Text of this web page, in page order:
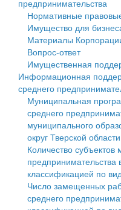
Государственные
Промышленность и АПК
Экономика и бизнес
...
Символика
Устав
Гостям округа
Туризм
Культура
Образование
Здравоохранение
Социальная защита
муниципального округа
Администрация
Тверской области
Управление сельскими
Открытые данные
Работа с обращениями
Муниципальный
Муниципальные услуги
Финансовое управление
Бюджет для граждан
Имущество
Выявление
объектов недвижимости
Имущественная
среднего
Информационная
предпринимательства
Нормативные
Имущество для
Материалы
Вопрос-ответ
Имущественная
Информационная
среднего
Муниципальная
среднего
муниципального
округ Тверской
Количество субъектов
предпринимательства
классификацией по
Число замещенных
среднего